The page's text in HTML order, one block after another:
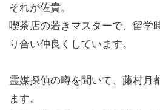
それが佐貴。
喫茶店の若きマスターで、留学
り合い仲良くしています。
霊媒探偵の噂を聞いて、藤村月
ます。